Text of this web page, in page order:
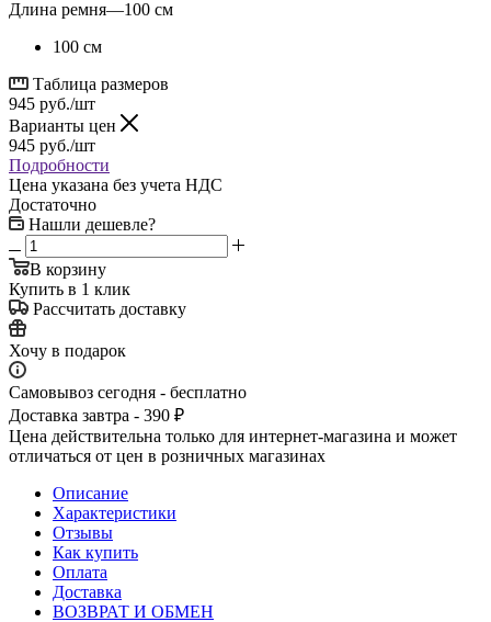
Длина ремня—100 см
100 см
Таблица размеров
945 руб./шт
Варианты цен
945 руб./шт
Подробности
Цена указана без учета НДС
Достаточно
Нашли дешевле?
В корзину
Купить в 1 клик
Рассчитать доставку
Хочу в подарок
Самовывоз сегодня - бесплатно
Доставка завтра - 390 ₽
Цена действительна только для интернет-магазина и может
отличаться от цен в розничных магазинах
Описание
Характеристики
Отзывы
Как купить
Оплата
Доставка
ВОЗВРАТ И ОБМЕН